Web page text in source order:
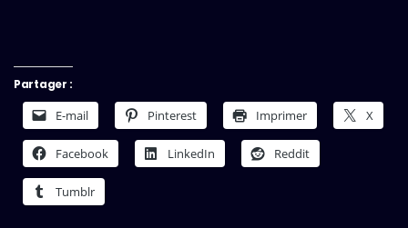
Partager :
E-mail Pinterest Imprimer X
Facebook LinkedIn Reddit
Tumblr